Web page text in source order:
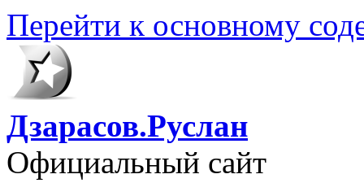
Перейти к основному
Дзарасов.Руслан
Официальный сайт